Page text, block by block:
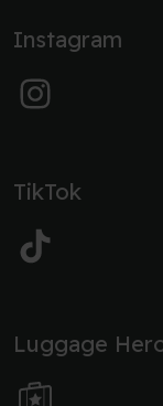
Instagram
TikTok
Luggage